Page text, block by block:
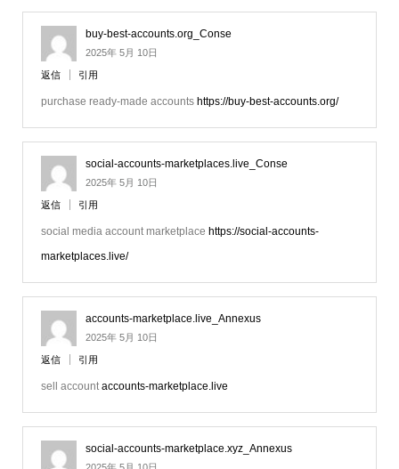
buy-best-accounts.org_Conse
2025年 5月 10日
返信 引用
purchase ready-made accounts https://buy-best-accounts.org/
social-accounts-marketplaces.live_Conse
2025年 5月 10日
返信 引用
social media account marketplace https://social-accounts-
marketplaces.live/
accounts-marketplace.live_Annexus
2025年 5月 10日
返信 引用
sell accountaccounts-marketplace.live
social-accounts-marketplace.xyz_Annexus